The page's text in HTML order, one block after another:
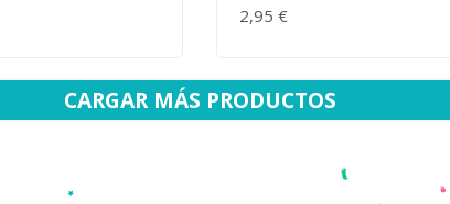
2,95 €AÑADIR AL CARRITO
CARGAR MÁS PRODUCTOS